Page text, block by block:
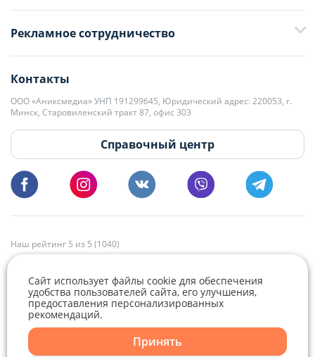
+375 33 376-13-70
editor@domovita.by
Мы принимаем звонки и отвечаем на письма в будние дни с 9:00 до
18:00.
Рекламное сотрудничество
kb@domovita.by
+375 29 179-11-28 Владислав Гладченко
vg@domovita.by
Пишите и звоните нам в будние дни с 8:00 до 20:00.
Контакты
ООО «Аниксмедиа» УНП 191299645, Юридический адрес: 220053, г.
Минск, Старовиленский тракт 87, офис 303
Справочный центр
Наш рейтинг 5 из 5 (1040)
Сайт использует файлы cookie для обеспечения
удобства пользователей сайта, его улучшения,
предоставления персонализированных
рекомендаций.
Принять